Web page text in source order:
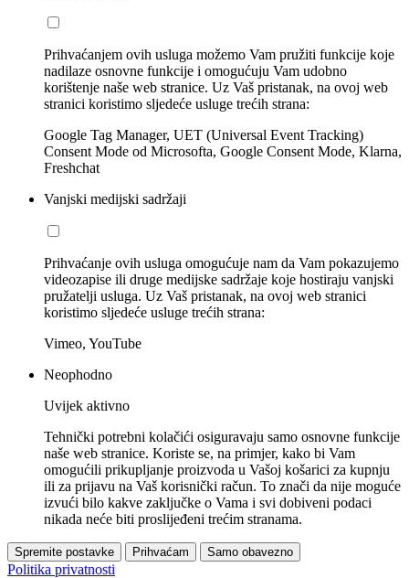
Prihvaćanjem ovih usluga možemo Vam pružiti funkcije koje
nadilaze osnovne funkcije i omogućuju Vam udobno
korištenje naše web stranice. Uz Vaš pristanak, na ovoj web
stranici koristimo sljedeće usluge trećih strana:
Google Tag Manager, UET (Universal Event Tracking)
Consent Mode od Microsofta, Google Consent Mode, Klarna,
Freshchat
Vanjski medijski sadržaji
Prihvaćanje ovih usluga omogućuje nam da Vam pokazujemo
videozapise ili druge medijske sadržaje koje hostiraju vanjski
pružatelji usluga. Uz Vaš pristanak, na ovoj web stranici
koristimo sljedeće usluge trećih strana:
Vimeo, YouTube
Neophodno
Uvijek aktivno
Tehnički potrebni kolačići osiguravaju samo osnovne funkcije
naše web stranice. Koriste se, na primjer, kako bi Vam
omogućili prikupljanje proizvoda u Vašoj košarici za kupnju
ili za prijavu na Vaš korisnički račun. To znači da nije moguće
izvući bilo kakve zaključke o Vama i svi dobiveni podaci
nikada neće biti proslijeđeni trećim stranama.
Spremite postavke Prihvaćam Samo obavezno
Politika privatnosti